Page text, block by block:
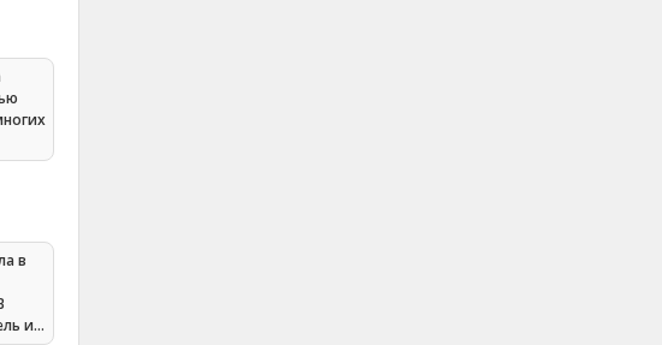
в
и…